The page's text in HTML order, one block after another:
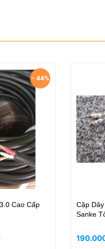
- 27%
Hiệu XLR
Có Dây Xoắn,
Bó 15M
2500W